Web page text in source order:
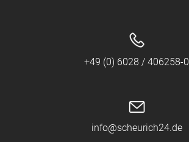
+49 (0) 6028 / 406258-0
info@scheurich24.de